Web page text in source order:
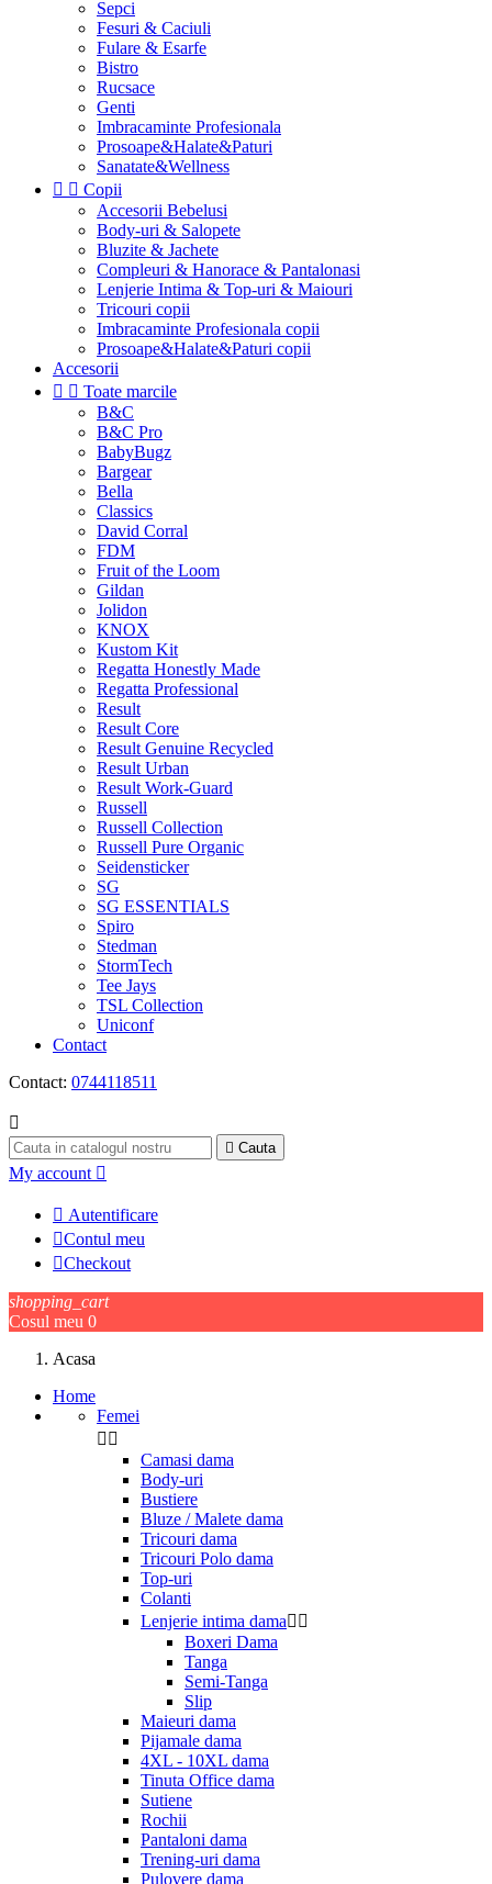
Sepci
Fesuri & Caciuli
Fulare & Esarfe
Bistro
Rucsace
Genti
Imbracaminte Profesionala
Prosoape&Halate&Paturi
Sanatate&Wellness
  Copii
Accesorii Bebelusi
Body-uri & Salopete
Bluzite & Jachete
Compleuri & Hanorace & Pantalonasi
Lenjerie Intima & Top-uri & Maiouri
Tricouri copii
Imbracaminte Profesionala copii
Prosoape&Halate&Paturi copii
Accesorii
  Toate marcile
B&C
B&C Pro
BabyBugz
Bargear
Bella
Classics
David Corral
FDM
Fruit of the Loom
Gildan
Jolidon
KNOX
Kustom Kit
Regatta Honestly Made
Regatta Professional
Result
Result Core
Result Genuine Recycled
Result Urban
Result Work-Guard
Russell
Russell Collection
Russell Pure Organic
Seidensticker
SG
SG ESSENTIALS
Spiro
Stedman
StormTech
Tee Jays
TSL Collection
Uniconf
Contact
Contact: 0744118511

 Cauta
My account 
 Autentificare
Contul meu
Checkout
shopping_cart
Cosul meu 0
Acasa
Home
Femei
 
Camasi dama
Body-uri
Bustiere
Bluze / Malete dama
Tricouri dama
Tricouri Polo dama
Top-uri
Colanti
Lenjerie intima dama 
Boxeri Dama
Tanga
Semi-Tanga
Slip
Maieuri dama
Pijamale dama
4XL - 10XL dama
Tinuta Office dama
Sutiene
Rochii
Pantaloni dama
Trening-uri dama
Pulovere dama